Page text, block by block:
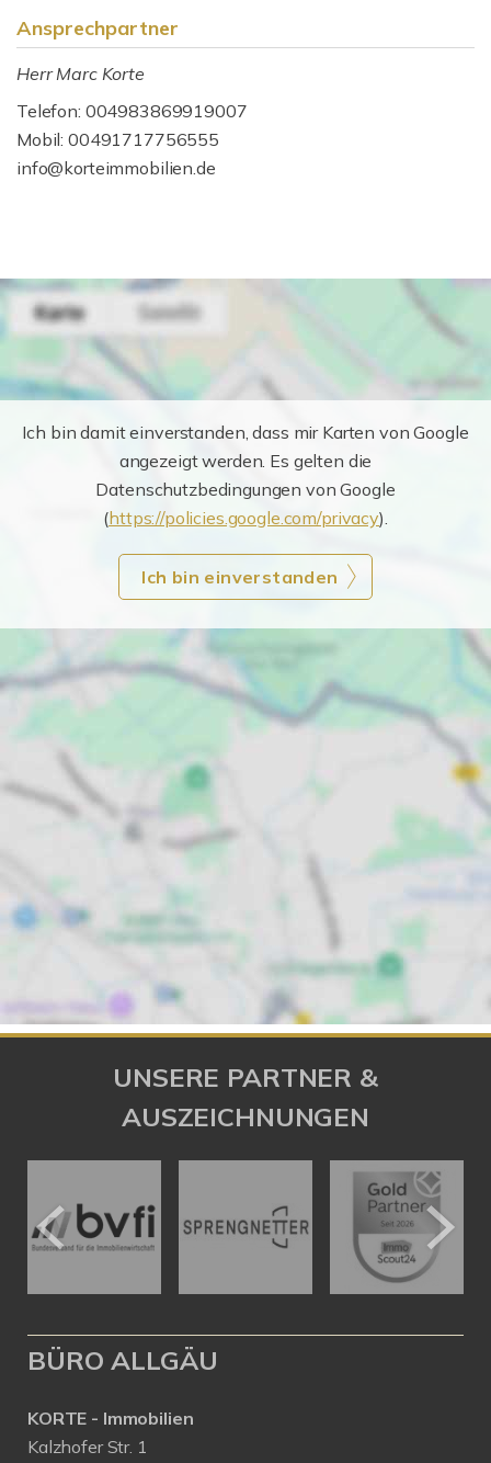
Ansprechpartner
Herr Marc Korte
Telefon: 004983869919007
Mobil: 00491717756555
info@korteimmobilien.de
Ich bin damit einverstanden, dass mir Karten von Google
angezeigt werden. Es gelten die
Datenschutzbedingungen von Google
(https://policies.google.com/privacy).
Ich bin einverstanden
UNSERE PARTNER &
AUSZEICHNUNGEN
BÜRO ALLGÄU
KORTE - Immobilien
Kalzhofer Str. 1